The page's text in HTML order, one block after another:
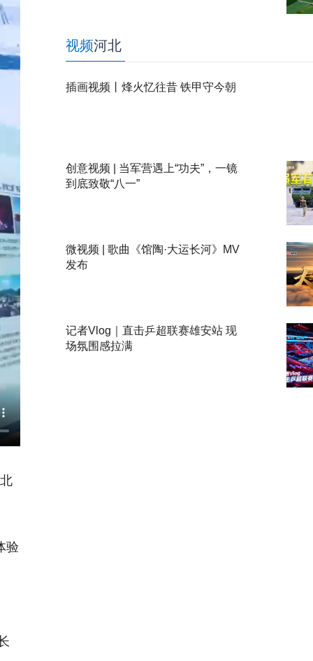
验
视频河北
插画视频丨烽火忆往昔 铁甲守今朝
创意视频 | 当军营遇上“功夫”，一镜
到底致敬“八一”
微视频 | 歌曲《馆陶·大运长河》MV
发布
记者Vlog｜直击乒超联赛雄安站 现
场氛围感拉满